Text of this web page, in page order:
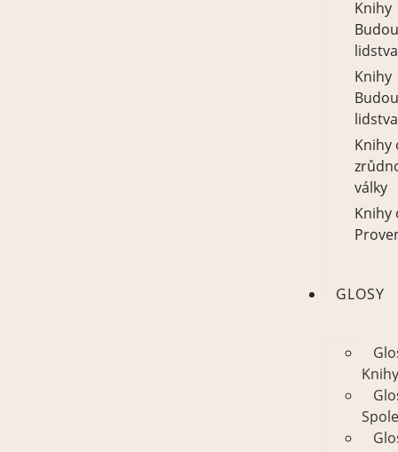
Knihy
Knihy
Knihy
války
Knihy
GLOSY